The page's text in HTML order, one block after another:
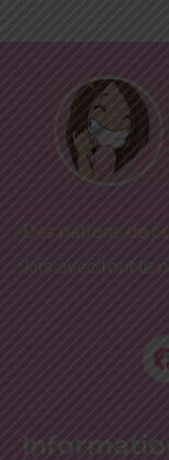
Des patrons de
kits avec tout le